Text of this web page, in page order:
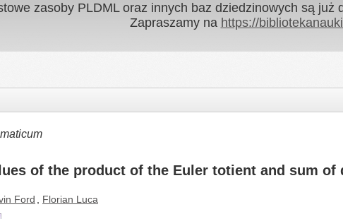
zasoby PLDML oraz innych baz dziedzinowych są
Zapraszamy na https://
of the product of the Euler totient and sum
Ford Florian Luca